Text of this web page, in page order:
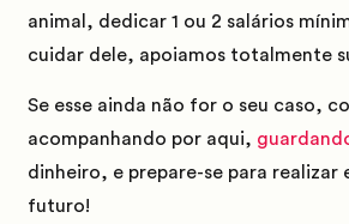
animal, dedicar 1 ou 2 salários
cuidar dele, apoiamos totalmente
Se esse ainda não for o seu caso,
acompanhando por aqui,
dinheiro, e prepare-se para realizar
futuro!